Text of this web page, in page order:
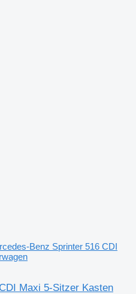
Benz Sprinter 516 CDI
Maxi 5-Sitzer Kasten